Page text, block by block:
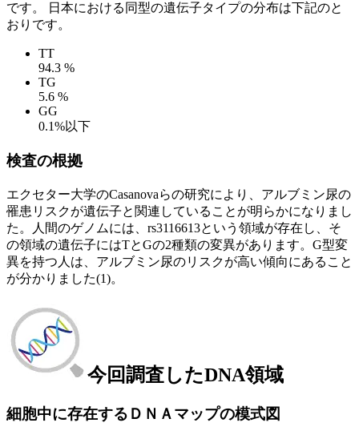
です。 日本における同型の遺伝子タイプの分布は下記のと
おりです。
TT
94.3 %
TG
5.6 %
GG
0.1%以下
検査の根拠
エクセター大学のCasanovaらの研究により、アルブミン尿の
罹患リスクが遺伝子と関連していることが明らかになりまし
た。人間のゲノムには、rs3116613という領域が存在し、そ
の領域の遺伝子にはTとGの2種類の変異があります。G型変
異を持つ人は、アルブミン尿のリスクが高い傾向にあること
が分かりました(1)。
今回調査したDNA領域
細胞中に存在するＤＮＡマップの模式図